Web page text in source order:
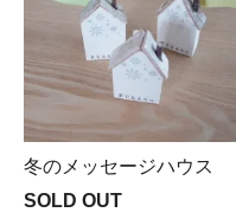
冬のメッセージハウス
SOLD OUT